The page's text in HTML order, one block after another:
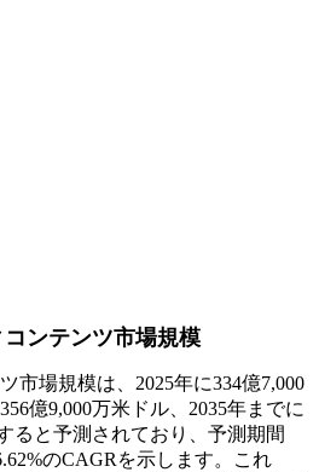
ンテンツ市場規模
市場規模は、2025年に334億7,000
億9,000万米ドル、2035年までに
ると予測されており、予測期間
のCAGRを示します。これ